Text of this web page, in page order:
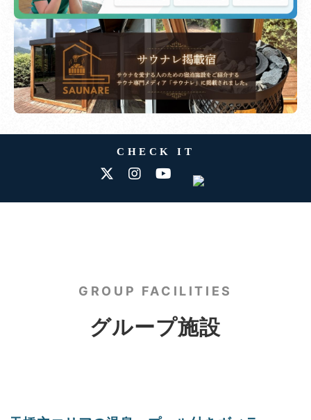
CHECK IT
GROUP FACILITIES
グループ施設